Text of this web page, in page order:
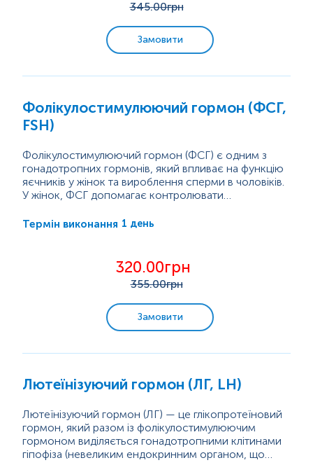
345.00грн
Замовити
Фолікулостимулюючий гормон (ФСГ,
FSH)
Фолікулостимулюючий гормон (ФСГ) є одним з
гонадотропних гормонів, який впливає на функцію
яєчників у жінок та вироблення сперми в чоловіків.
У жінок, ФСГ допомагає контролювати
яєчниках. Рівень ФСГ у жінок змінюється протягом
ФСГ допомагає контролювати вироблення сперми,
і рівень ФСГ у них не сильно змінюється.
Термін виконання 1 день
320.00грн
355.00грн
Замовити
Лютеїнізуючий гормон (ЛГ, LH)
Лютеїнізуючий гормон (ЛГ) — це глікопротеїновий
гормон, який разом із фолікулостимулюючим
гормоном виділяється гонадотропними клітинами
гіпофіза (невеликим ендокринним органом, що